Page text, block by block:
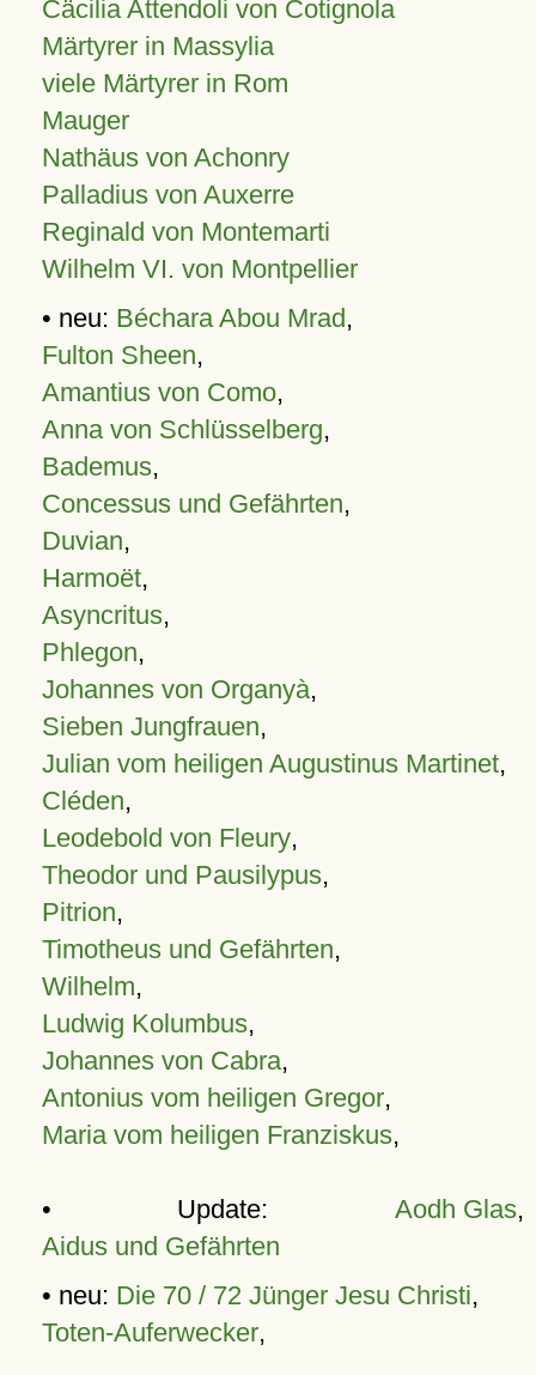
Cäcilia Attendoli von Cotignola
Märtyrer in Massylia
viele Märtyrer in Rom
Mauger
Nathäus von Achonry
Palladius von Auxerre
Reginald von Montemarti
Wilhelm VI. von Montpellier
• neu: Béchara Abou Mrad,
Fulton Sheen,
Amantius von Como,
Anna von Schlüsselberg,
Bademus,
Concessus und Gefährten,
Duvian,
Harmoët,
Asyncritus,
Phlegon,
Johannes von Organyà,
Sieben Jungfrauen,
Julian vom heiligen Augustinus Martinet,
Cléden,
Leodebold von Fleury,
Theodor und Pausilypus,
Pitrion,
Timotheus und Gefährten,
Wilhelm,
Ludwig Kolumbus,
Johannes von Cabra,
Antonius vom heiligen Gregor,
Maria vom heiligen Franziskus,
• Update: Aodh Glas,
Aidus und Gefährten
• neu: Die 70 / 72 Jünger Jesu Christi,
Toten-Auferwecker,